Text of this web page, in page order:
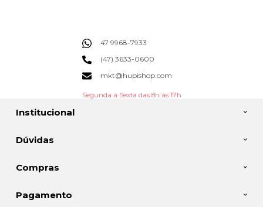
Institucional
Dúvidas
Compras
47 9968-7933
(47) 3633-0600
mkt@hupishop.com
Segunda à Sexta das 8h às 17h
Pagamento